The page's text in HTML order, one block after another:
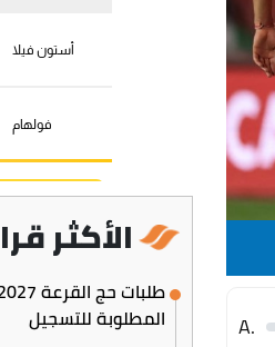
.A
الأكثر
المطلوبة للتسجيل